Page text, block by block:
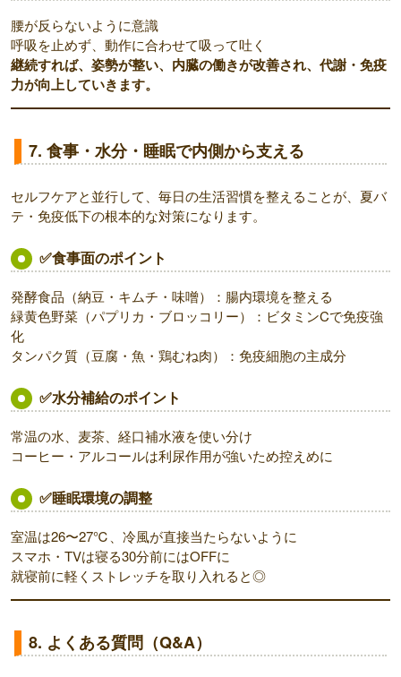
腰が反らないように意識
呼吸を止めず、動作に合わせて吸って吐く
継続すれば、姿勢が整い、内臓の働きが改善され、代謝・免疫
力が向上していきます。
7. 食事・水分・睡眠で内側から支える
セルフケアと並行して、毎日の生活習慣を整えることが、夏バ
テ・免疫低下の根本的な対策になります。
✅食事面のポイント
発酵食品（納豆・キムチ・味噌）：腸内環境を整える
緑黄色野菜（パプリカ・ブロッコリー）：ビタミンCで免疫強
化
タンパク質（豆腐・魚・鶏むね肉）：免疫細胞の主成分
✅水分補給のポイント
常温の水、麦茶、経口補水液を使い分け
コーヒー・アルコールは利尿作用が強いため控えめに
✅睡眠環境の調整
室温は26〜27℃、冷風が直接当たらないように
スマホ・TVは寝る30分前にはOFFに
就寝前に軽くストレッチを取り入れると◎
8. よくある質問（Q&A）